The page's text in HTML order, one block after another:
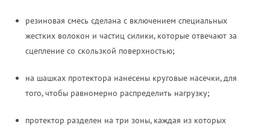
резиновая смесь сделана с включением специальных
жестких волокон и частиц силики, которые отвечают за
сцепление со скользкой поверхностью;
на шашках протектора нанесены круговые насечки, для
того, чтобы равномерно распределить нагрузку;
протектор разделен на три зоны, каждая из которых